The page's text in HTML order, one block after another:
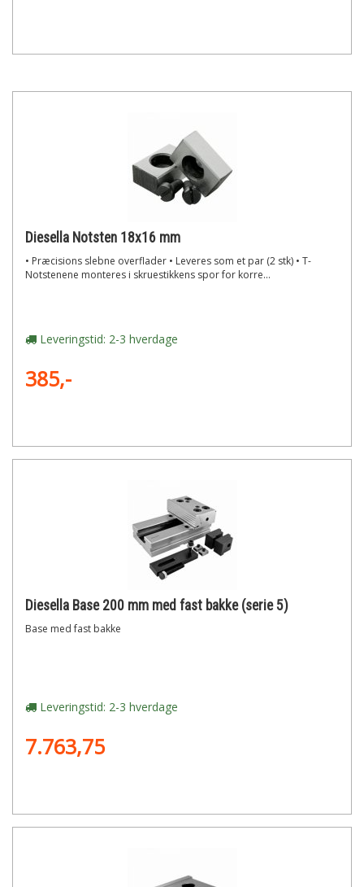
Diesella Notsten 18x16 mm
• ​Præcisions slebne overflader • Leveres som et par (2 stk) • T-
Notstenene monteres i skruestikkens spor for korre...
Leveringstid: 2-3 hverdage
385,-
Diesella Base 200 mm med fast bakke (serie 5)
Base med fast bakke
Leveringstid: 2-3 hverdage
7.763,75